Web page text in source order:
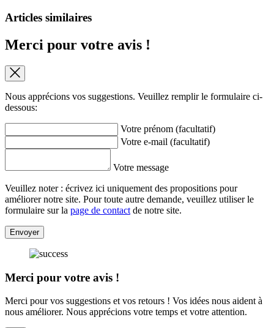
Articles similaires
Merci pour votre avis !
Nous apprécions vos suggestions. Veuillez remplir le formulaire ci-
dessous:
Votre prénom (facultatif)
Votre e-mail (facultatif)
Votre message
Veuillez noter : écrivez ici uniquement des propositions pour
améliorer notre site. Pour toute autre demande, veuillez utiliser le
formulaire sur la page de contact de notre site.
Envoyer
Merci pour votre avis !
Merci pour vos suggestions et vos retours ! Vos idées nous aident à
nous améliorer. Nous apprécions votre temps et votre attention.